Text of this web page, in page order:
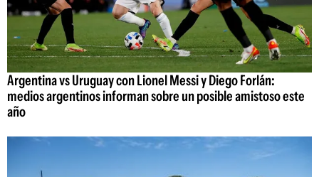
Argentina vs Uruguay con Lionel Messi y Diego Forlán:
medios argentinos informan sobre un posible amistoso este
año